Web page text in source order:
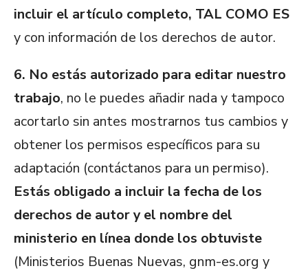
incluir el artículo completo, TAL COMO ES
y con información de los derechos de autor.
6. No estás autorizado para editar nuestro
trabajo, no le puedes añadir nada y tampoco
acortarlo sin antes mostrarnos tus cambios y
obtener los permisos específicos para su
adaptación (contáctanos para un permiso).
Estás obligado a incluir la fecha de los
derechos de autor y el nombre del
ministerio en línea donde los obtuviste
(Ministerios Buenas Nuevas, gnm-es.org y